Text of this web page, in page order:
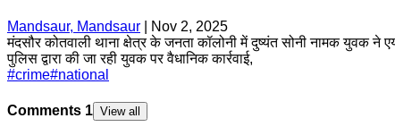
Mandsaur, Mandsaur
Nov 2, 2025
मंदसौर कोतवाली थाना क्षेत्र के जनता कॉलोनी में दुष्यंत सोनी नामक युवक ने
पुलिस द्वारा की जा रही युवक पर वैधानिक कार्रवाई,
#crime#national
Comments 1 View all